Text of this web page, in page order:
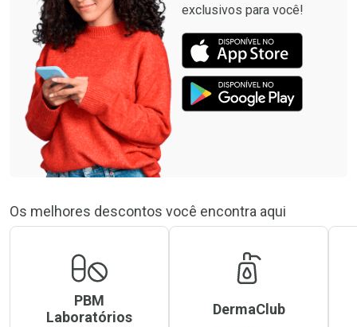
exclusivos para você!
Os melhores descontos você encontra aqui
PBM
Laboratórios
DermaClub